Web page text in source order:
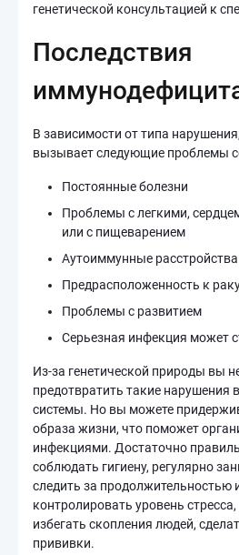
генетической консультацией к
Последствия
В зависимости от типа
вызывает следующие проблемы
Постоянные болезни
Проблемы с легкими,
или с пищеварением
Аутоиммунные расстройства
Предрасположенность к
Проблемы с развитием
Серьезная инфекция может
Из-за генетической природы вы
предотвратить такие нарушения
системы. Но вы можете
образа жизни, что поможет
инфекциями. Достаточно
соблюдать гигиену, регулярно
следить за продолжительностью
контролировать уровень
избегать скопления людей,
прививки.